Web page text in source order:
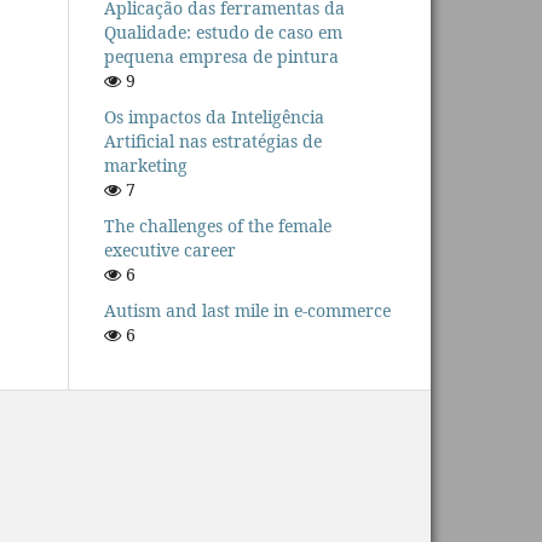
Aplicação das ferramentas da
Qualidade: estudo de caso em
pequena empresa de pintura
9
Os impactos da Inteligência
Artificial nas estratégias de
marketing
7
The challenges of the female
executive career
6
Autism and last mile in e-commerce
6